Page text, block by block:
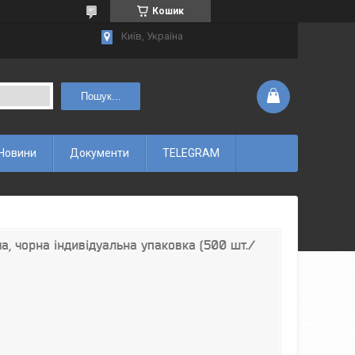
Кошик
Київ, Україна
Пошук...
Документи TELEGRAM
чорна індивідуальна упаковка (500 шт./